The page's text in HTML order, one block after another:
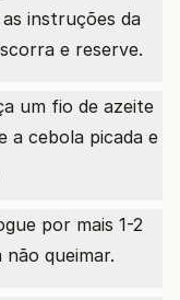
instruções da
e reserve.
um fio de azeite
a cebola picada e
por mais 1-2
queimar.